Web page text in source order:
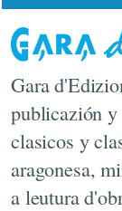
Gara
publicazión y
clasicos y
aragonesa,
a leutura